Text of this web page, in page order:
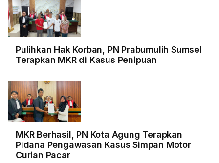
Pulihkan Hak Korban, PN Prabumulih Sumsel
Terapkan MKR di Kasus Penipuan
MKR Berhasil, PN Kota Agung Terapkan
Pidana Pengawasan Kasus Simpan Motor
Curian Pacar